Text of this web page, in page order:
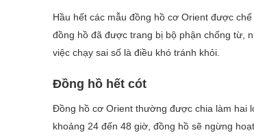
Hầu hết các mẫu đồng hồ cơ Orient được
đồng hồ đã được trang bị bộ phận chống từ,
việc chạy sai số là điều khó tránh khỏi.
Đồng hồ hết cót
Đồng hồ cơ Orient thường được chia làm hai
khoảng 24 đến 48 giờ, đồng hồ sẽ ngừng